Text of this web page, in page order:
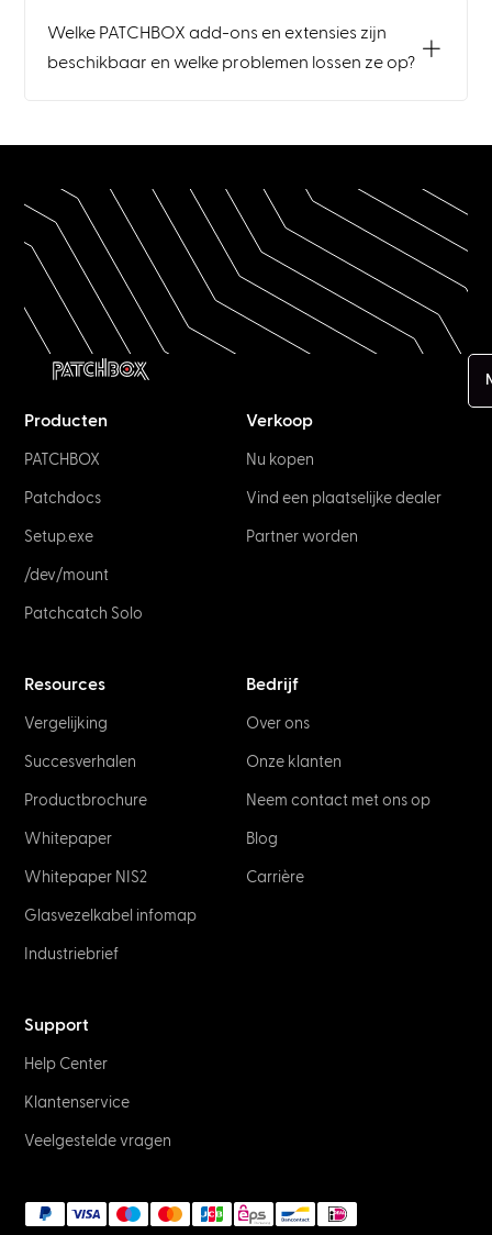
Welke PATCHBOX add-ons en extensies zijn
beschikbaar en welke problemen lossen ze op?
Producten
PATCHBOX
Patchdocs
Setup.exe
/dev/mount
Patchcatch Solo
Verkoop
Nu kopen
Vind een plaatselijke dealer
Partner worden
Resources
Vergelijking
Succesverhalen
Productbrochure
Whitepaper
Whitepaper NIS2
Glasvezelkabel infomap
Industriebrief
Bedrijf
Over ons
Onze klanten
Neem contact met ons op
Blog
Carrière
Support
Help Center
Klantenservice
Veelgestelde vragen